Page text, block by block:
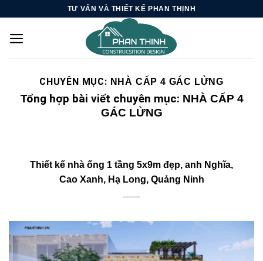
content
TƯ VẤN VÀ THIẾT KẾ PHAN THỊNH
CHUYÊN MỤC: NHÀ CẤP 4 GÁC LỬNG
Tổng hợp bài viết chuyên mục: NHÀ CẤP 4
GÁC LỬNG
Thiết kế nhà ống 1 tầng 5x9m đẹp, anh Nghĩa,
Cao Xanh, Hạ Long, Quảng Ninh